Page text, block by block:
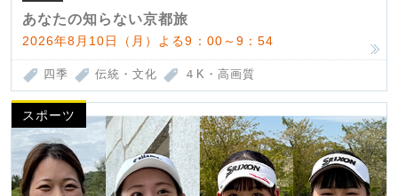
あなたの知らない京都旅
2026年8月10日（月）よる9：00～9：54
四季 伝統・文化 ４K・高画質
スポーツ